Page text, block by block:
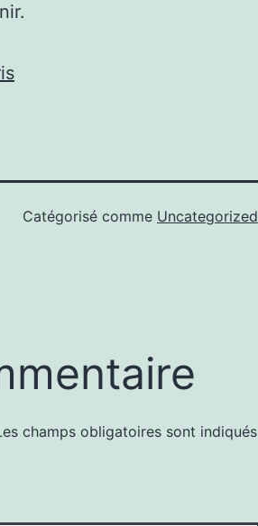
Catégorisé comme Uncategorized
champs obligatoires sont indiqués